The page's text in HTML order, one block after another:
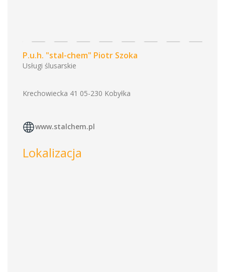
P.u.h. "stal-chem" Piotr Szoka
Usługi ślusarskie
Krechowiecka 41 05-230 Kobyłka
www.stalchem.pl
Lokalizacja